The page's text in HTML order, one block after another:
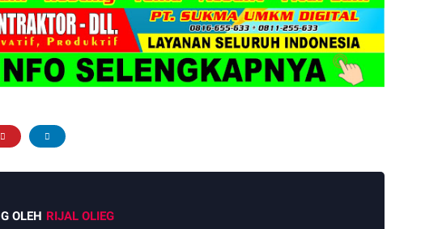
OLEH RIJAL OLIEG